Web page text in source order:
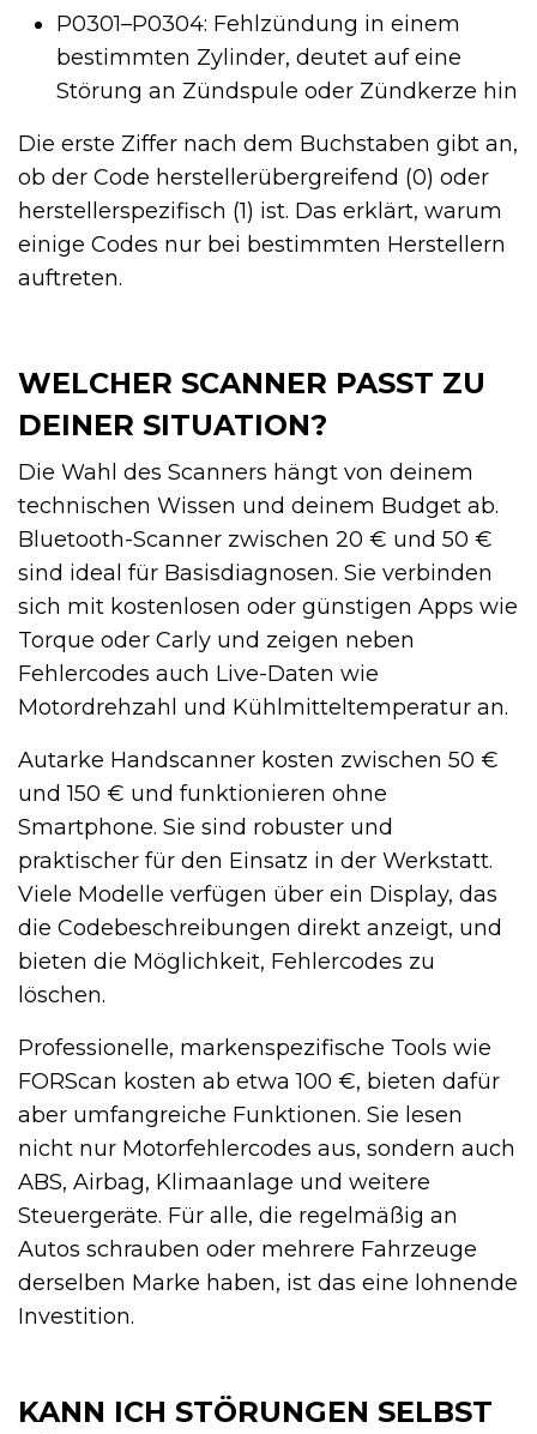
P0301–P0304: Fehlzündung in einem
bestimmten Zylinder, deutet auf eine
Störung an Zündspule oder Zündkerze hin
Die erste Ziffer nach dem Buchstaben gibt an,
ob der Code herstellerübergreifend (0) oder
herstellerspezifisch (1) ist. Das erklärt, warum
einige Codes nur bei bestimmten Herstellern
auftreten.
WELCHER SCANNER PASST ZU
DEINER SITUATION?
Die Wahl des Scanners hängt von deinem
technischen Wissen und deinem Budget ab.
Bluetooth-Scanner zwischen 20 € und 50 €
sind ideal für Basisdiagnosen. Sie verbinden
sich mit kostenlosen oder günstigen Apps wie
Torque oder Carly und zeigen neben
Fehlercodes auch Live-Daten wie
Motordrehzahl und Kühlmitteltemperatur an.
Autarke Handscanner kosten zwischen 50 €
und 150 € und funktionieren ohne
Smartphone. Sie sind robuster und
praktischer für den Einsatz in der Werkstatt.
Viele Modelle verfügen über ein Display, das
die Codebeschreibungen direkt anzeigt, und
bieten die Möglichkeit, Fehlercodes zu
löschen.
Professionelle, markenspezifische Tools wie
FORScan kosten ab etwa 100 €, bieten dafür
aber umfangreiche Funktionen. Sie lesen
nicht nur Motorfehlercodes aus, sondern auch
ABS, Airbag, Klimaanlage und weitere
Steuergeräte. Für alle, die regelmäßig an
Autos schrauben oder mehrere Fahrzeuge
derselben Marke haben, ist das eine lohnende
Investition.
KANN ICH STÖRUNGEN SELBST